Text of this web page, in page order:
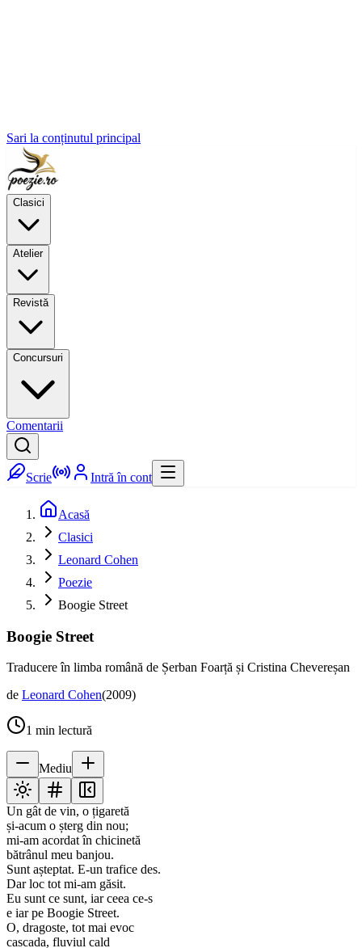
Sari la conținutul principal
Clasici
Atelier
Revistă
Concursuri
Comentarii
Scrie Intră în cont
Acasă
Clasici
Leonard Cohen
Poezie
Boogie Street
Boogie Street
Traducere în limba română de Șerban Foarță și Cristina Chevereșan
de Leonard Cohen(2009)
1 min lectură
Mediu
Un gât de vin, o țigaretă
și-acum o șterg din nou;
mi-am acordat în chicinetă
bătrânul meu banjou.
Sunt așteptat. E-un trafice des.
Dar loc tot mi-am găsit.
Eu sunt ce sunt, iar ceea ce-s
e iar pe Boogie Street.
O, dragoste, tot mai evoc
cascada, fluviul cald